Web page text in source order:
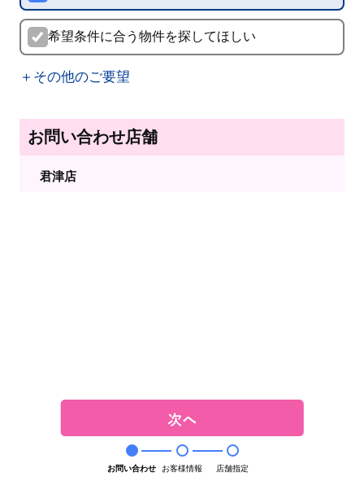
希望条件に合う物件を探してほしい
＋その他のご要望
お問い合わせ店舗
君津店
お問い合わせ お客様情報 店舗指定